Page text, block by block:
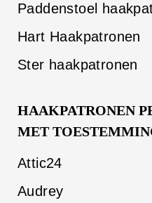
Paddenstoel
Hart Haakpatronen
Ster haakpatronen
HAAKPATRONEN
MET
Attic24
Audrey